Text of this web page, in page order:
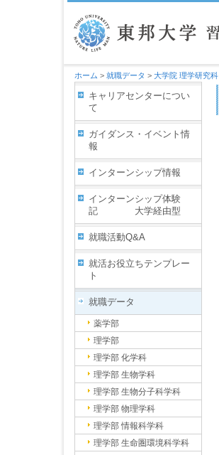
ホーム > 就職データ > 大学院 理学研究科
キャリアセンターについ
て
ガイダンス・イベント情
報
インターンシップ情報
インターンシップ体験
記 大学経由型
就職活動Q&A
就活お役立ちテンプレー
ト
就職データ
薬学部
理学部
理学部 化学科
理学部 生物学科
理学部 生物分子科学科
理学部 物理学科
理学部 情報科学科
理学部 生命圏環境科学科